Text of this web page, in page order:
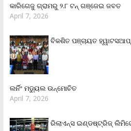
କାରିଗେଜୁ ଗ୍ରାମରୁ ୨.୮ ଟନ୍ ଗଞ୍ଜେଇ ଜବତ
April 7, 2026
ବିକଶିତ ପଞ୍ଚାୟତ
ଲର୍ନିଂ ମଡ୍ୟୁଲ ଉନ୍ମୋଚିତ
April 7, 2026
ରିଲାଏନ୍‌ସ ଇଣ୍ଡଷ୍ଟ୍ରିଜ୍